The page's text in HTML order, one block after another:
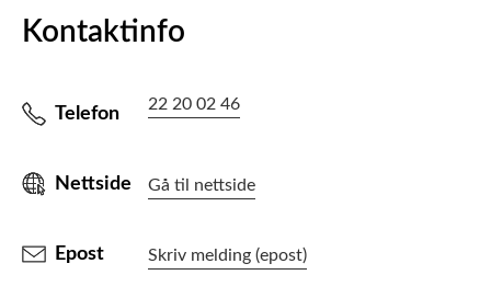
Kontaktinfo
Telefon 22 20 02 46
Nettside Gå til nettside
Epost Skriv melding (epost)